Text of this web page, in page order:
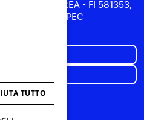
REA - FI 581353,
i.v., PEC
TUTTO